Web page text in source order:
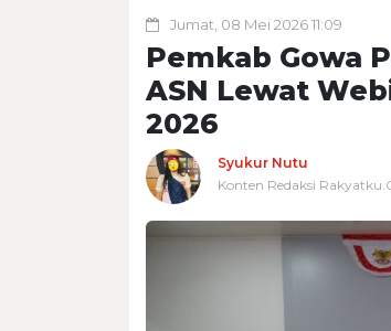
Jumat, 08 Mei 2026 11:09
Pemkab Gowa
ASN Lewat
2026
Syukur Nutu
Konten Redaksi